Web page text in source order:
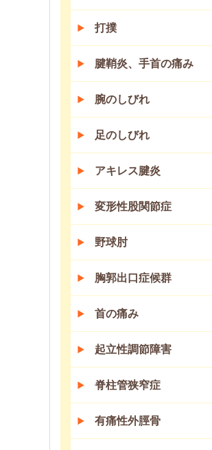
打撲
腱鞘炎、手首の痛み
腕のしびれ
足のしびれ
アキレス腱炎
変形性股関節症
野球肘
胸郭出口症候群
首の痛み
起立性調節障害
脊柱管狭窄症
有痛性外脛骨